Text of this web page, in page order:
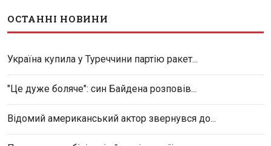
ОСТАННІ НОВИНИ
Україна купила у Туреччини партію ракет...
"Це дуже боляче": син Байдена розповів...
Відомий американський актор звернувся до...